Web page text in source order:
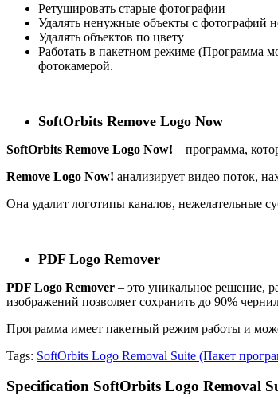
Ретушировать старые фотографии
Удалять ненужные объекты с фотографий
Удалять объектов по цвету
Работать в пакетном режиме (Программа
фотокамерой.
SoftOrbits Remove Logo Now
SoftOrbits Remove Logo Now! – программа,
Remove Logo Now! анализирует видео поток,
Она удалит логотипы каналов, нежелательные
PDF Logo Remover
PDF Logo Remover – это уникальное решение,
изображений позволяет сохранить до 90%
Программа имеет пакетный режим работы и
Tags: SoftOrbits Logo Removal Suite (Пакет
Specification SoftOrbits Logo Removal